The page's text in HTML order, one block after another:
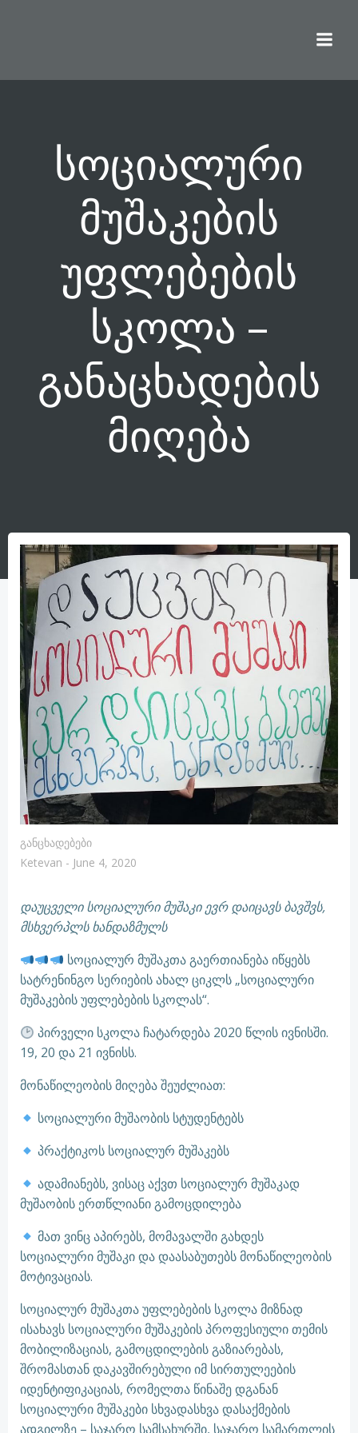
სოციალური
მუშაკების
უფლებების
სკოლა –
განაცხადების
მიღება
Განცხადებები
Ketevan - June 4, 2020
დაუცველი სოციალური მუშაკი ევრ დაიცავს ბავშვს,
მსხვერპლს ხანდაზმულს
სოციალურ მუშაკთა გაერთიანება იწყებს
სატრენინგო სერიების ახალ ციკლს „სოციალური
მუშაკების უფლებების სკოლას“.
პირველი სკოლა ჩატარდება 2020 წლის ივნისში.
19, 20 და 21 ივნისს.
მონაწილეობის მიღება შეუძლიათ:
სოციალური მუშაობის სტუდენტებს
პრაქტიკოს სოციალურ მუშაკებს
ადამიანებს, ვისაც აქვთ სოციალურ მუშაკად
მუშაობის ერთწლიანი გამოცდილება
მათ ვინც აპირებს, მომავალში გახდეს
სოციალური მუშაკი და დაასაბუთებს მონაწილეობის
მოტივაციას.
სოციალურ მუშაკთა უფლებების სკოლა მიზნად
ისახავს სოციალური მუშაკების პროფესიული თემის
მობილიზაციას, გამოცდილების გაზიარებას,
შრომასთან დაკავშირებული იმ სირთულეების
იდენტიფიკაციას, რომელთა წინაშე დგანან
სოციალური მუშაკები სხვადასხვა დასაქმების
ადგილზე – საჯარო სამსახურში, საჯარო სამართლის